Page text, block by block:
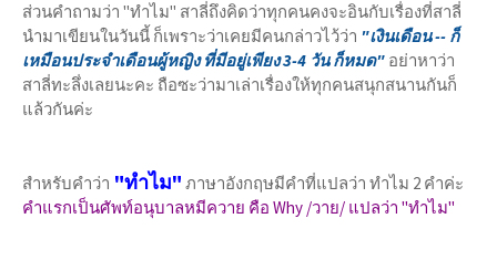
ส่วนคำถามว่า "ทำไม" สาลี่ถึงคิดว่าทุกคนคงจะอินกับเรื่องที่สาลี่
นำมาเขียนในวันนี้ ก็เพราะว่าเคยมีคนกล่าวไว้ว่า "เงินเดือน -- ก็
เหมือนประจำเดือนผู้หญิง ที่มีอยู่เพียง 3-4 วัน ก็หมด" อย่าหาว่า
สาลี่ทะลึ่งเลยนะคะ ถือซะว่ามาเล่าเรื่องให้ทุกคนสนุกสนานกันก็
แล้วกันค่ะ
สำหรับคำว่า "ทำไม" ภาษาอังกฤษมีคำที่แปลว่า ทำไม 2 คำค่ะ
คำแรกเป็นศัพท์อนุบาลหมีควาย คือ Why /วาย/ แปลว่า "ทำไม"